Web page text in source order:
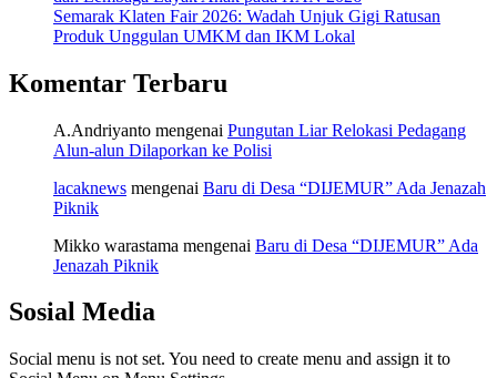
Semarak Klaten Fair 2026: Wadah Unjuk Gigi Ratusan
Produk Unggulan UMKM dan IKM Lokal
Komentar Terbaru
A.Andriyanto mengenai Pungutan Liar Relokasi Pedagang
Alun-alun Dilaporkan ke Polisi
lacaknews mengenai Baru di Desa “DIJEMUR” Ada Jenazah
Piknik
Mikko warastama mengenai Baru di Desa “DIJEMUR” Ada
Jenazah Piknik
Sosial Media
Social menu is not set. You need to create menu and assign it to